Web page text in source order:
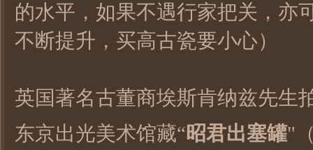
的水平，如果不遇行家把关，亦
不断提升，买高古瓷要小心）
英国著名古董商埃斯肯纳兹先生
东京出光美术馆藏“昭君出塞罐"